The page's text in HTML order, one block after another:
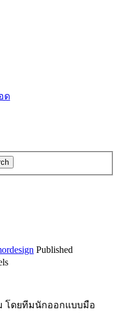
ด
Published
โดยทีมนักออกแบบมือ